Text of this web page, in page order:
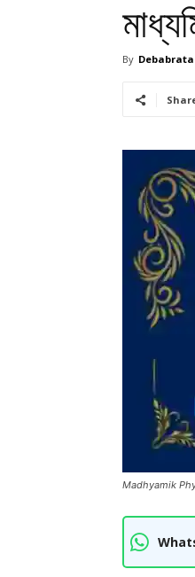
By
Madhyamik